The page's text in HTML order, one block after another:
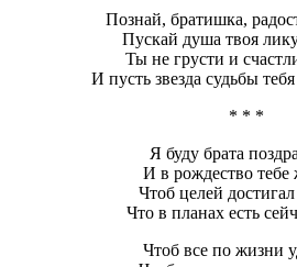
Познай, братишка,
Пускай душа твоя
Ты не грусти и
И пусть звезда судьбы
* * *
Я буду брата
И в рождество тебе
Чтоб целей
Что в планах есть
Чтоб все по жизни